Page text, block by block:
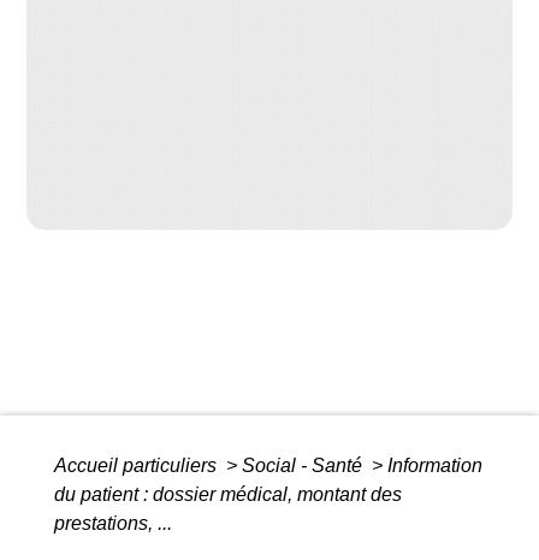
Accueil particuliers > Social - Santé > Information
du patient : dossier médical, montant des
prestations, ...